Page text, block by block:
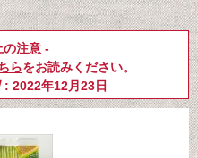
の注意 -
らをお読みください。
: 2022年12月23日